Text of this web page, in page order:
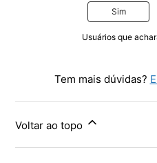
Sim
Usuários que
Tem mais dúvidas?
Voltar ao topo